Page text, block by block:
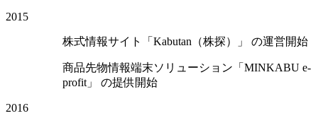
2015
株式情報サイト「Kabutan（株探）」 の運営開始
商品先物情報端末ソリューション「MINKABU e-
profit」 の提供開始
2016